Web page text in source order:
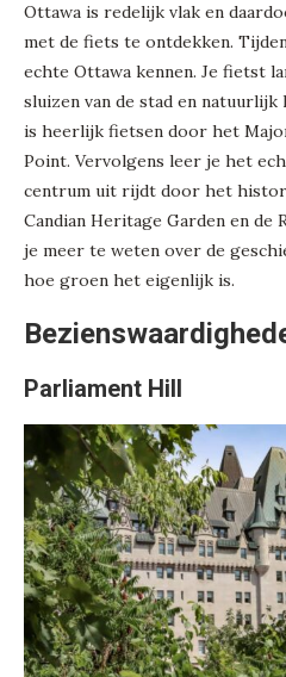
Ottawa is redelijk vlak en
met de fiets te ontdekken.
echte Ottawa kennen. Je fietst
sluizen van de stad en
is heerlijk fietsen door het
Point. Vervolgens leer je het
centrum uit rijdt door het
Candian Heritage Garden en de
je meer te weten over de
hoe groen het eigenlijk is.
Parliament Hill